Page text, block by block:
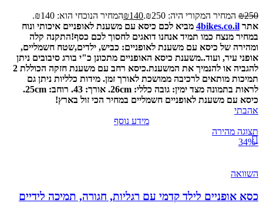
₪250 המחיר המקורי היה: ₪250. ₪140
המחיר הנוכחי הוא: ₪140.
אתר 4bikes.co.il מביא לכם כיסא עם משענת לאופניים איכותי ונוח
במחיר מנצח כמו תמיד אנחנו דואגים לחסוך לכם כסף!התקנה קלה
ומהירה של כיסא עם משענת לאופניים: כביש, ילדים,שטח חשמליים,
אופני עיר, ועוד..משענת כיסא האופניים מתכונן כ"י בורג סיבובים ניתן
להגביה או להנמיך את המשענת.
כיסא רחב עם משענת חזקה הכוללת 2
תמיכות מותאים לרכיבה ממושכת לאורך זמן. מידות כלליות ניתן גם
לראות בתמונה מצד ימין: גובה כללי: 26cm. אורך: 43. רוחב: 25cm.
כיסא עם משענת לאופניים חשמליים במחיר הכי זול בארץ!
אהבתי
מידע נוסף
תצוגה מהירה
-34%
השוואה
כסא אופניים לילד קדמי עם רגליות, חגורה, תמיכה לידיים